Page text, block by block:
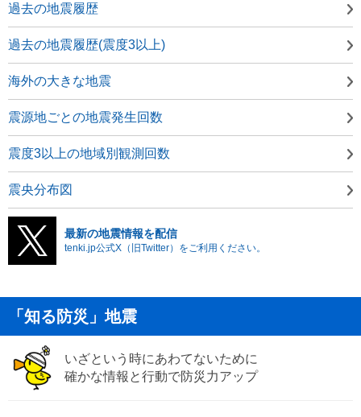
過去の地震履歴
過去の地震履歴(震度3以上)
海外の大きな地震
震源地ごとの地震発生回数
震度3以上の地域別観測回数
震央分布図
最新の地震情報を配信
tenki.jp公式X（旧Twitter）をご利用ください。
「知る防災」地震
いざという時にあわてないために
確かな情報と行動で防災力アップ